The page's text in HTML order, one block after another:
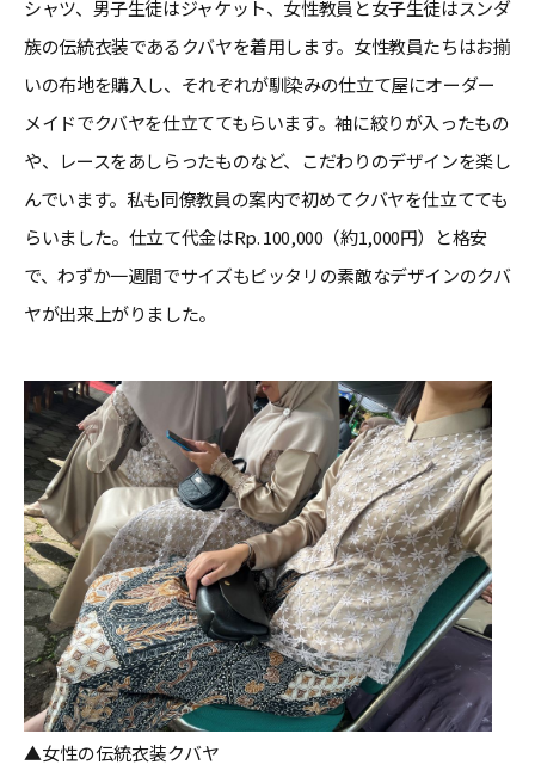
シャツ、男子生徒はジャケット、女性教員と女子生徒はスンダ
族の伝統衣装であるクバヤを着用します。女性教員たちはお揃
いの布地を購入し、それぞれが馴染みの仕立て屋にオーダー
メイドでクバヤを仕立ててもらいます。袖に絞りが入ったもの
や、レースをあしらったものなど、こだわりのデザインを楽し
んでいます。私も同僚教員の案内で初めてクバヤを仕立てても
らいました。仕立て代金はRp. 100,000（約1,000円）と格安
で、わずか一週間でサイズもピッタリの素敵なデザインのクバ
ヤが出来上がりました。
▲女性の伝統衣装クバヤ